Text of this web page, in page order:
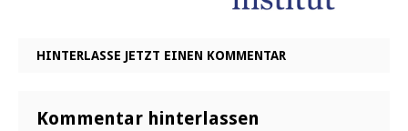
HINTERLASSE JETZT EINEN KOMMENTAR
Kommentar hinterlassen